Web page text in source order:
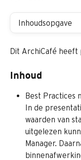
Inhoudsopgave
Dit ArchiCafé heeft
Inhoud
Best Practices
In de
waarden van
uitgelezen
Manager.